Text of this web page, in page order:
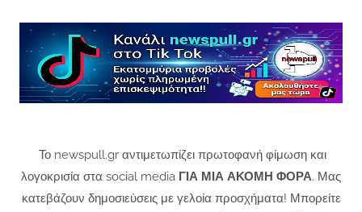
Το newspull.gr αντιμετωπίζει πρωτοφανή φίμωση και
λογοκρισία στα social media ΓΙΑ ΜΙΑ ΑΚΟΜΗ ΦΟΡΑ. Μας
κατεβάζουν δημοσιεύσεις με γελοία προσχήματα! Μπορείτε